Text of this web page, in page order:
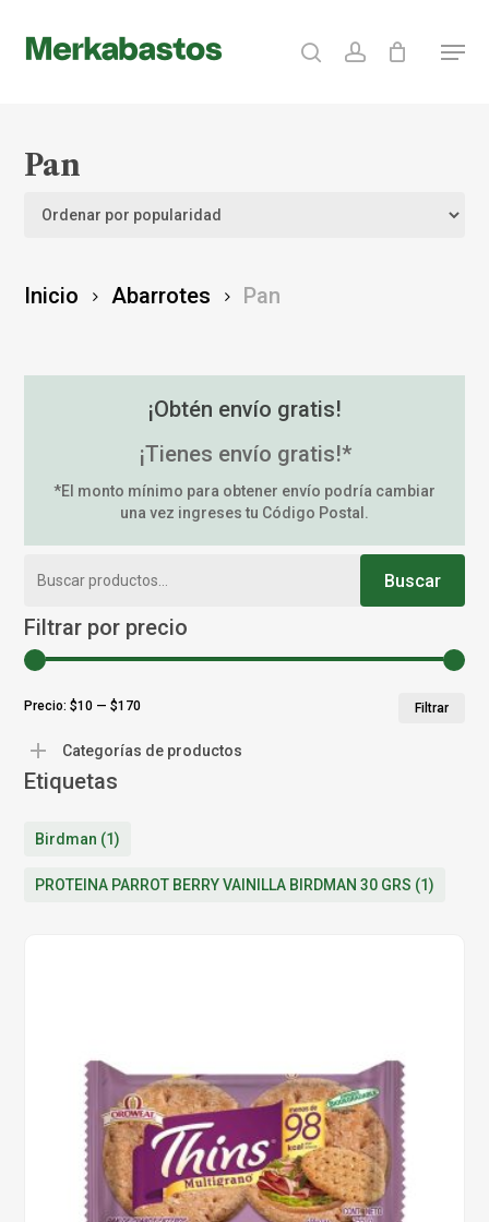
searchaccount Menu
Pan
Inicio Abarrotes Pan
¡Obtén envío gratis!
¡Tienes envío gratis!*
*El monto mínimo para obtener envío podría cambiar
una vez ingreses tu Código Postal.
Buscar
Buscar
Filtrar por precio
Filtrar
Precio:$10 —$170
Categorías de productos
Etiquetas
Birdman (1)
PROTEINA PARROT BERRY VAINILLA BIRDMAN 30 GRS (1)
Close